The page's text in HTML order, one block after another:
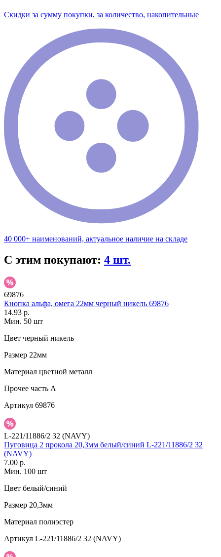
Скидки за сумму покупки, за количество, накопительные
40 000+ наименований, актуальное наличие на складе
С этим покупают: 4 шт.
69876
Кнопка альфа, омега 22мм черный никель 69876
14.93 р.
Мин. 50 шт
Цвет черный никель
Размер 22мм
Материал цветной металл
Прочее часть A
Артикул 69876
L-221/11886/2 32 (NAVY)
Пуговица 2 прокола 20,3мм белый/синий L-221/11886/2 32
(NAVY)
7.00 р.
Мин. 100 шт
Цвет белый/синий
Размер 20,3мм
Материал полиэстер
Артикул L-221/11886/2 32 (NAVY)